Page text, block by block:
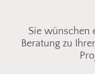
Sie wünschen
Beratung zu